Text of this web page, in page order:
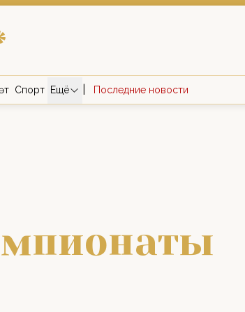
Спорт Ещё Последние новости